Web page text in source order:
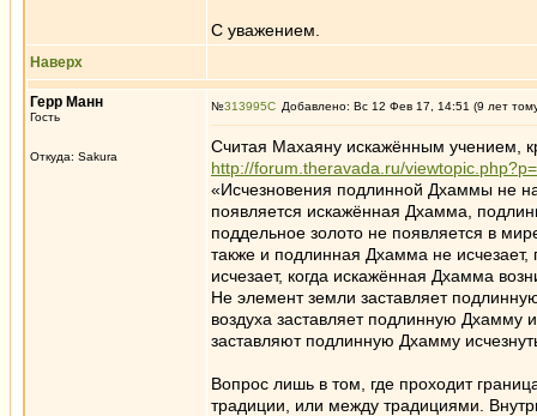
С уважением.
Наверх
Герр Манн
Гость
Откуда: Sakura
№313995 Добавлено: Вс 12 Фев 17, 14:51 (9 лет
Считая Махаяну искажённым учением,
http://forum.theravada.ru/
«Исчезновения подлинной Дхаммы не
появляется искажённая Дхамма,
поддельное золото не появляется в
также и подлинная Дхамма не
исчезает, когда искажённая Дхамма
Не элемент земли заставляет
воздуха заставляет подлинную Дхамму
заставляют подлинную Дхамму
Вопрос лишь в том, где проходит
традиции, или между традициями.